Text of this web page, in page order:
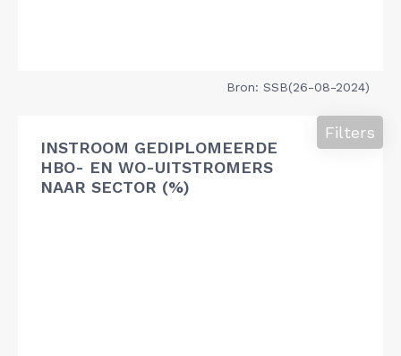
Bron: SSB(26-08-2024)
INSTROOM GEDIPLOMEERDE
HBO- EN WO-UITSTROMERS
NAAR SECTOR (%)
Filters